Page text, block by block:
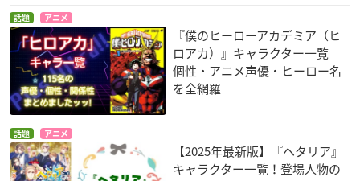
話題 アニメ
『僕のヒーローアカデミア（ヒ
ロアカ）』キャラクター一覧
個性・アニメ声優・ヒーロー名
を全網羅
話題 アニメ
【2025年最新版】『ヘタリア』
キャラクター一覧！登場人物の